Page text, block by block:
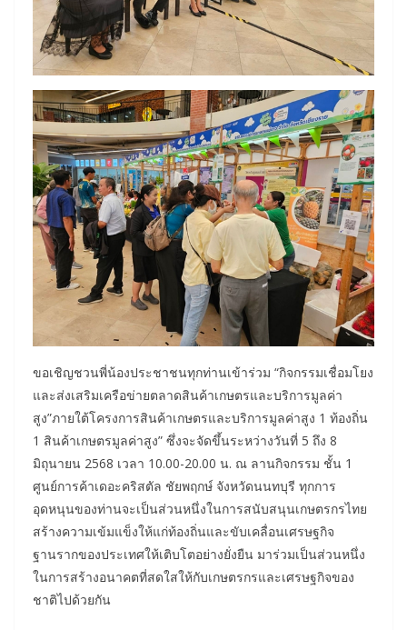
ขอเชิญชวนพี่น้องประชาชนทุกท่านเข้าร่วม “กิจกรรมเชื่อมโยง
และส่งเสริมเครือข่ายตลาดสินค้าเกษตรและบริการมูลค่า
สูง”ภายใต้โครงการสินค้าเกษตรและบริการมูลค่าสูง 1 ท้องถิ่น
1 สินค้าเกษตรมูลค่าสูง” ซึ่งจะจัดขึ้นระหว่างวันที่ 5 ถึง 8
มิถุนายน 2568 เวลา 10.00-20.00 น. ณ ลานกิจกรรม ชั้น 1
ศูนย์การค้าเดอะคริสตัล ชัยพฤกษ์ จังหวัดนนทบุรี ทุกการ
อุดหนุนของท่านจะเป็นส่วนหนึ่งในการสนับสนุนเกษตรกรไทย
สร้างความเข้มแข็งให้แก่ท้องถิ่นและขับเคลื่อนเศรษฐกิจ
ฐานรากของประเทศให้เติบโตอย่างยั่งยืน มาร่วมเป็นส่วนหนึ่ง
ในการสร้างอนาคตที่สดใสให้กับเกษตรกรและเศรษฐกิจของ
ชาติไปด้วยกัน